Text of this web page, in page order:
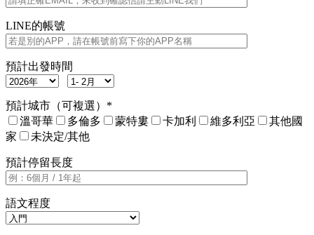
LINE的帳號
預計出發時間
預計城市（可複選）*
溫哥華
多倫多 蒙特婁 卡加利 維多利亞
其他國
家
未決定/其他
預計停留長度
語文程度